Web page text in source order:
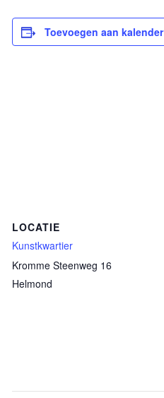
Toevoegen aan kalender
LOCATIE
Kunstkwartier
Kromme Steenweg 16
Helmond